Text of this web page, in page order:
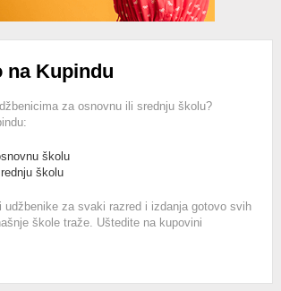
na Kupindu
za osnovnu ili srednju školu?
školu
školu
udžbenike za svaki razred i izdanja gotovo svih
škole traže. Uštedite na kupovini